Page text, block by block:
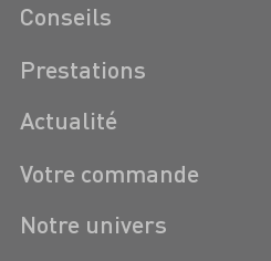
Conseils
Prestations
Actualité
Votre commande
Notre univers